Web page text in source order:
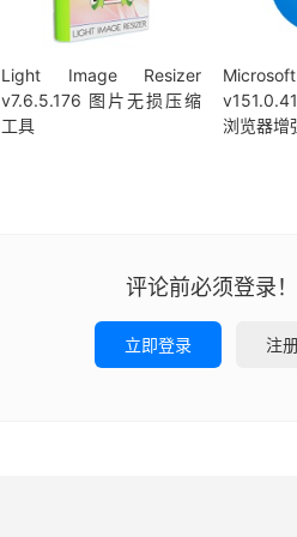
Light Image Resizer
v7.6.5.176 图片无损压缩
工具
浏览器增
评论前必须登录！
立即登录 注